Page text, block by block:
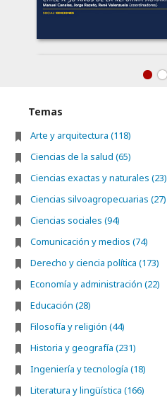
Temas
Arte y arquitectura (118)
Ciencias de la salud (65)
Ciencias exactas y naturales (23)
Ciencias silvoagropecuarias (27)
Ciencias sociales (94)
Comunicación y medios (74)
Derecho y ciencia política (173)
Economía y administración (22)
Educación (28)
Filosofía y religión (44)
Historia y geografía (231)
Ingeniería y tecnología (18)
Literatura y lingüística (166)